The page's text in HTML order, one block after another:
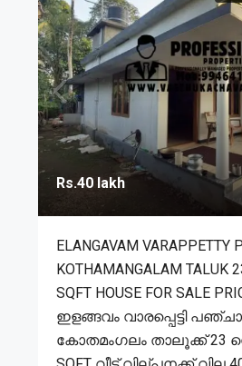
Rs.40 lakh
ELANGAVAM VARAPPETTY
KOTHAMANGALAM TALUK
SQFT HOUSE FOR SALE
ഇളങ്ങവം വാരപ്പെട്ടി
കോതമംഗലം താലൂക്ക് 23